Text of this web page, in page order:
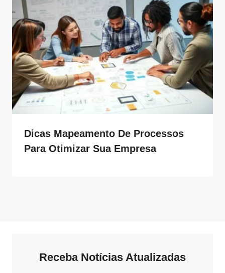
Dicas Mapeamento De Processos
Para Otimizar Sua Empresa
Receba Notícias Atualizadas